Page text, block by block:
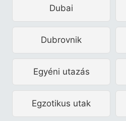
Dubai
Dubrovnik
Egyéni utazás
Egzotikus utak